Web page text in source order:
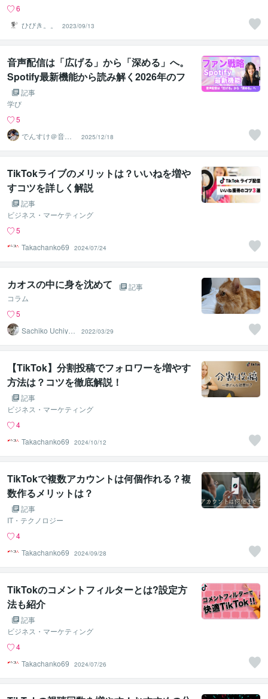
6
ひびき。。
2023/09/13
音声配信は「広げる」から「深める」へ。
Spotify最新機能から読み解く2026年のフ
ァン戦略
記事
学び
5
でんすけ＠音声
メディアプロデ
ューサー
2025/12/18
TikTokライブのメリットは？いいねを増や
すコツを詳しく解説
記事
ビジネス・マーケティング
5
Takachanko69
2024/07/24
カオスの中に身を沈めて
記事
コラム
5
Sachiko Uchiya
2022/03/29
【TikTok】分割投稿でフォロワーを増やす
方法は？コツを徹底解説！
記事
ビジネス・マーケティング
4
Takachanko69
2024/10/12
TikTokで複数アカウントは何個作れる？複
数作るメリットは？
記事
IT・テクノロジー
4
Takachanko69
2024/09/28
TikTokのコメントフィルターとは?設定方
法も紹介
記事
ビジネス・マーケティング
4
Takachanko69
2024/07/26